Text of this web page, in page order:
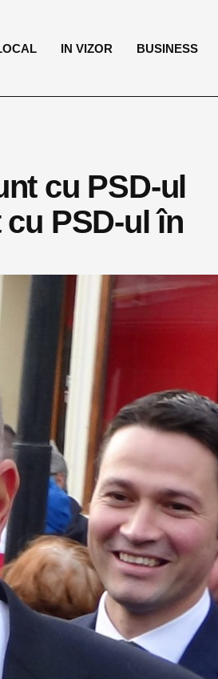
IN VIZOR BUSINESS
cu PSD-ul
PSD-ul în